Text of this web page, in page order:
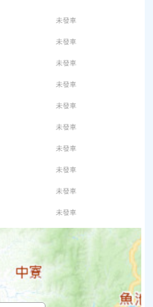
未發車
未發車
未發車
未發車
未發車
未發車
未發車
未發車
未發車
未發車
即將進站
已抵達
未發車